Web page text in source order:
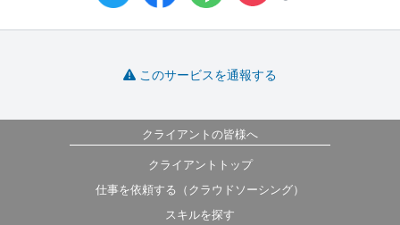
このサービスを通報する
クライアントの皆様へ
クライアントトップ
仕事を依頼する（クラウドソーシング）
スキルを探す